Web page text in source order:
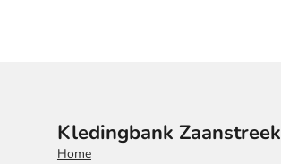
Kledingbank Zaanstreek
Home